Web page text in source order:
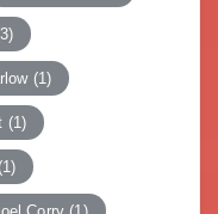
(1)
(1)
(1)